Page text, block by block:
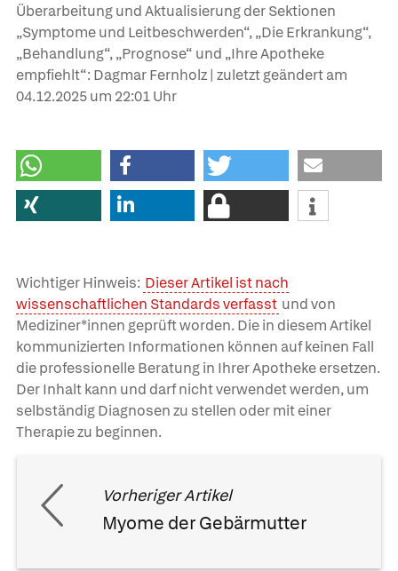
Überarbeitung und Aktualisierung der Sektionen
„Symptome und Leitbeschwerden“, „Die Erkrankung“,
„Behandlung“, „Prognose“ und „Ihre Apotheke
empfiehlt“: Dagmar Fernholz | zuletzt geändert am
04.12.2025um 22:01 Uhr
Wichtiger Hinweis: Dieser Artikel ist nach
wissenschaftlichen Standards verfasst und von
Mediziner*innen geprüft worden. Die in diesem Artikel
kommunizierten Informationen können auf keinen Fall
die professionelle Beratung in Ihrer Apotheke ersetzen.
Der Inhalt kann und darf nicht verwendet werden, um
selbständig Diagnosen zu stellen oder mit einer
Therapie zu beginnen.
Vorheriger Artikel
Myome der Gebärmutter